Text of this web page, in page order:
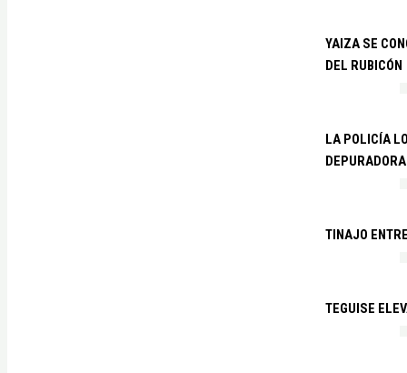
YAIZA SE
DEL RUBICÓN
LA POLICÍA
TINAJO
TEGUISE